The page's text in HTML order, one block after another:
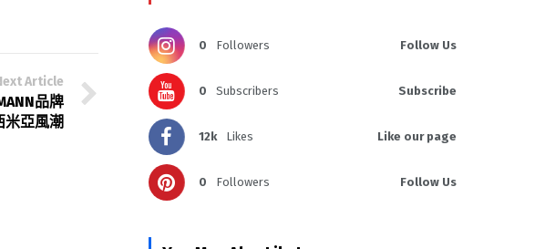
Article
品牌
米亞風潮
0 Followers Follow Us
0 Subscribers Subscribe
12k Likes Like our page
0 Followers Follow Us